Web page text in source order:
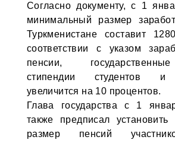
Согласно документу, с 1
минимальный размер
Туркменистане составит
соответствии с указом
пенсии,
стипендии студентов и
увеличится на 10 процентов.
Глава государства с 1
также предписал
размер пенсий